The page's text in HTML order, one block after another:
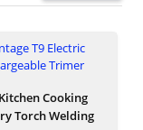
Cooking
Torch Welding